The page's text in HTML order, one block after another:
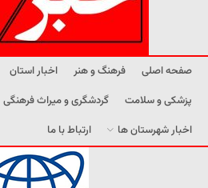
صفحه اصلی فرهنگ و هنر اخبار استان
پزشکی و سلامت
گردشگری و میراث فرهنگی
اخبار شهرستان ها
ارتباط با ما